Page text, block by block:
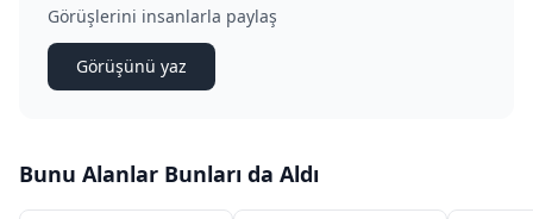
Görüşlerini insanlarla paylaş
Görüşünü yaz
Bunu Alanlar Bunları da Aldı